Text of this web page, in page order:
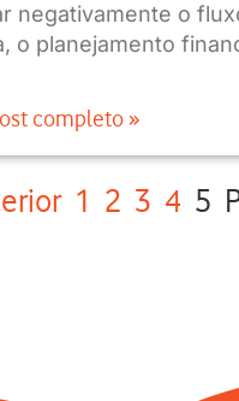
negativamente o
o planejamento
completo »
1 2 3 4 5